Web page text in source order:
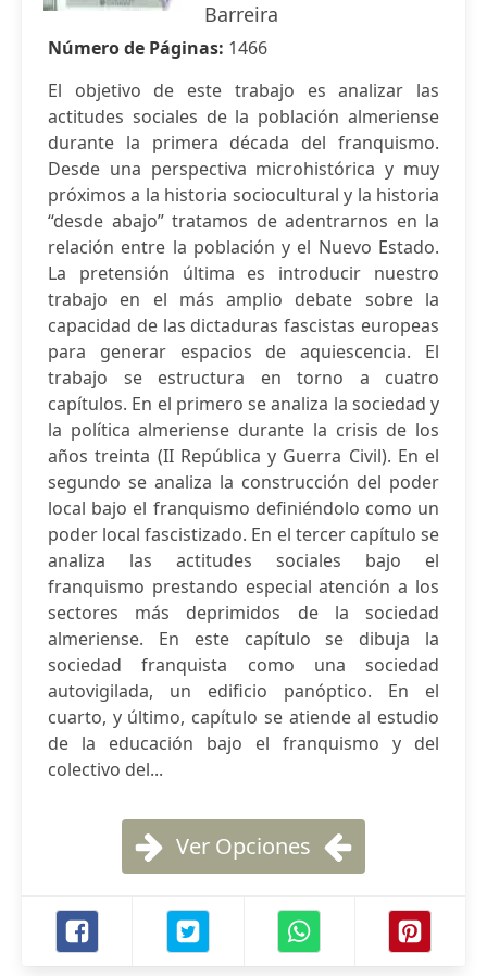
Barreira
Número de Páginas: 1466
El objetivo de este trabajo es analizar las
actitudes sociales de la población almeriense
durante la primera década del franquismo.
Desde una perspectiva microhistórica y muy
próximos a la historia sociocultural y la historia
“desde abajo” tratamos de adentrarnos en la
relación entre la población y el Nuevo Estado.
La pretensión última es introducir nuestro
trabajo en el más amplio debate sobre la
capacidad de las dictaduras fascistas europeas
para generar espacios de aquiescencia. El
trabajo se estructura en torno a cuatro
capítulos. En el primero se analiza la sociedad y
la política almeriense durante la crisis de los
años treinta (II República y Guerra Civil). En el
segundo se analiza la construcción del poder
local bajo el franquismo definiéndolo como un
poder local fascistizado. En el tercer capítulo se
analiza las actitudes sociales bajo el
franquismo prestando especial atención a los
sectores más deprimidos de la sociedad
almeriense. En este capítulo se dibuja la
sociedad franquista como una sociedad
autovigilada, un edificio panóptico. En el
cuarto, y último, capítulo se atiende al estudio
de la educación bajo el franquismo y del
colectivo del...
Ver Opciones